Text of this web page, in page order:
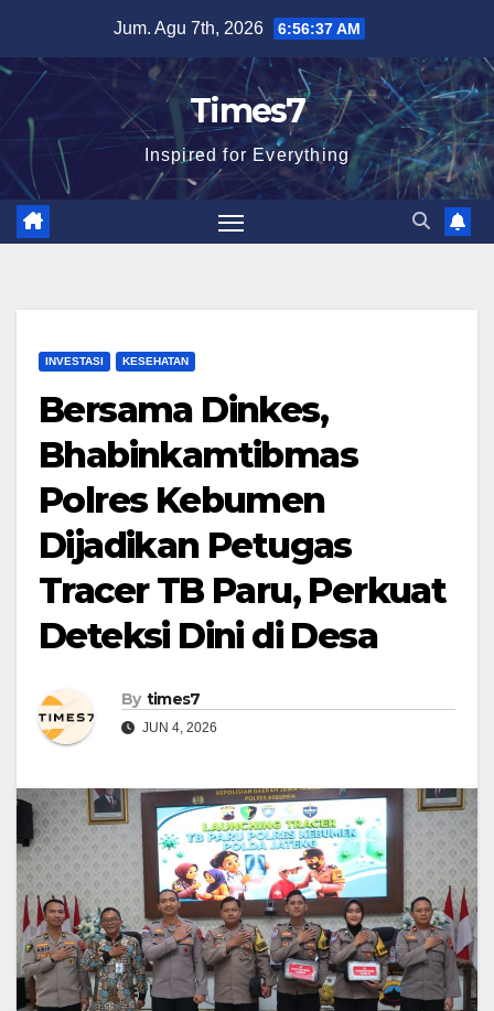
content
Jum. Agu 7th, 2026 6:56:38 AM
Times7
Inspired for Everything
INVESTASI KESEHATAN
Bersama Dinkes,
Bhabinkamtibmas
Polres Kebumen
Dijadikan Petugas
Tracer TB Paru, Perkuat
Deteksi Dini di Desa
By times7
JUN 4, 2026